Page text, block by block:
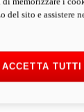
sito e assistere
ACCETTA